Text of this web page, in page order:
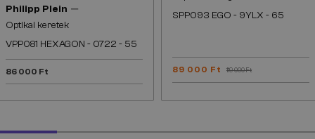
Philipp Plein —
Optikai keretek
VPP081 HEXAGON - 0722 - 55
86 000 Ft
SPP093 EGO - 9YLX - 65
89 000 Ft 119 000 Ft